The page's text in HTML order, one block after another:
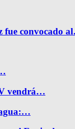
fue convocado
vendrá…